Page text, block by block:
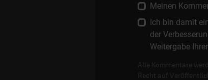
Meinen
Ich bin damit
der
Weitergabe
Alle Kommentare
Recht auf